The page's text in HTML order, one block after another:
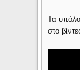
Τα
στο